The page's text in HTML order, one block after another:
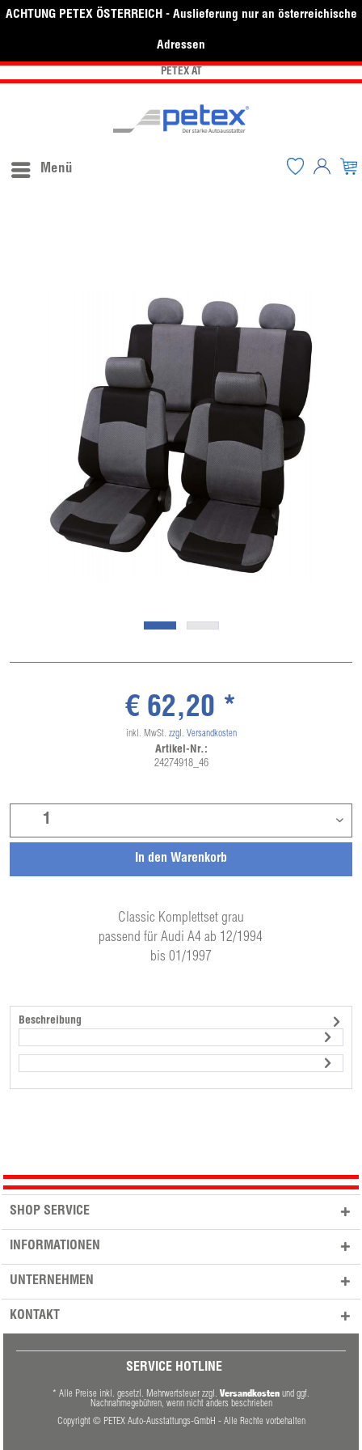
ACHTUNG PETEX ÖSTERREICH - Auslieferung nur an österreichische
Adressen
PETEX AT
Menü
Classic Komplettset grau
passend für Audi A4 ab 12/1994
bis 01/1997
In den Warenkorb
€ 62,20 *
inkl. MwSt. zzgl. Versandkosten
Artikel-Nr.:
24274918_46
Beschreibung
SHOP SERVICE
INFORMATIONEN
UNTERNEHMEN
KONTAKT
SERVICE HOTLINE
* Alle Preise inkl. gesetzl. Mehrwertsteuer zzgl. Versandkosten und ggf.
Nachnahmegebühren, wenn nicht anders beschrieben
Copyright © PETEX Auto-Ausstattungs-GmbH - Alle Rechte vorbehalten